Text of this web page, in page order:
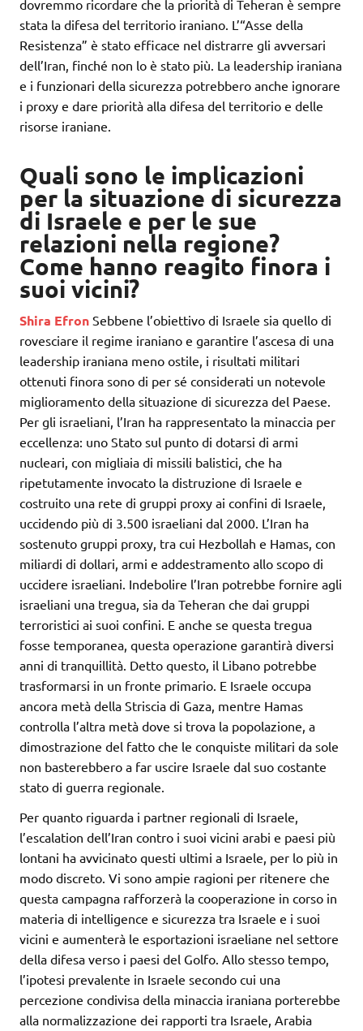
dovremmo ricordare che la priorità di Teheran è sempre
stata la difesa del territorio iraniano. L’“Asse della
Resistenza” è stato efficace nel distrarre gli avversari
dell’Iran, finché non lo è stato più. La leadership iraniana
e i funzionari della sicurezza potrebbero anche ignorare
i proxy e dare priorità alla difesa del territorio e delle
risorse iraniane.
Quali sono le implicazioni
per la situazione di sicurezza
di Israele e per le sue
relazioni nella regione?
Come hanno reagito finora i
suoi vicini?
Shira Efron Sebbene l’obiettivo di Israele sia quello di
rovesciare il regime iraniano e garantire l’ascesa di una
leadership iraniana meno ostile, i risultati militari
ottenuti finora sono di per sé considerati un notevole
miglioramento della situazione di sicurezza del Paese.
Per gli israeliani, l’Iran ha rappresentato la minaccia per
eccellenza: uno Stato sul punto di dotarsi di armi
nucleari, con migliaia di missili balistici, che ha
ripetutamente invocato la distruzione di Israele e
costruito una rete di gruppi proxy ai confini di Israele,
uccidendo più di 3.500 israeliani dal 2000. L’Iran ha
sostenuto gruppi proxy, tra cui Hezbollah e Hamas, con
miliardi di dollari, armi e addestramento allo scopo di
uccidere israeliani. Indebolire l’Iran potrebbe fornire agli
israeliani una tregua, sia da Teheran che dai gruppi
terroristici ai suoi confini. E anche se questa tregua
fosse temporanea, questa operazione garantirà diversi
anni di tranquillità. Detto questo, il Libano potrebbe
trasformarsi in un fronte primario. E Israele occupa
ancora metà della Striscia di Gaza, mentre Hamas
controlla l’altra metà dove si trova la popolazione, a
dimostrazione del fatto che le conquiste militari da sole
non basterebbero a far uscire Israele dal suo costante
stato di guerra regionale.
Per quanto riguarda i partner regionali di Israele,
l’escalation dell’Iran contro i suoi vicini arabi e paesi più
lontani ha avvicinato questi ultimi a Israele, per lo più in
modo discreto. Vi sono ampie ragioni per ritenere che
questa campagna rafforzerà la cooperazione in corso in
materia di intelligence e sicurezza tra Israele e i suoi
vicini e aumenterà le esportazioni israeliane nel settore
della difesa verso i paesi del Golfo. Allo stesso tempo,
l’ipotesi prevalente in Israele secondo cui una
percezione condivisa della minaccia iraniana porterebbe
alla normalizzazione dei rapporti tra Israele, Arabia